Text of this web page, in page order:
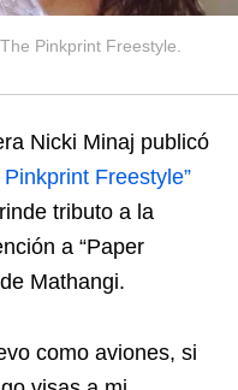
Pinkprint Freestyle.
Nicki Minaj publicó
Freestyle”
tributo a la
a “Paper
Mathangi.
como aviones, si